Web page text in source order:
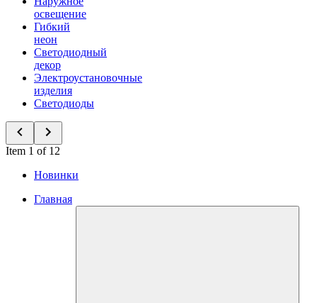
освещение
Гибкий
неон
Светодиодный
декор
Электроустановочные
изделия
Светодиоды
Item 1 of 12
Новинки
Главная